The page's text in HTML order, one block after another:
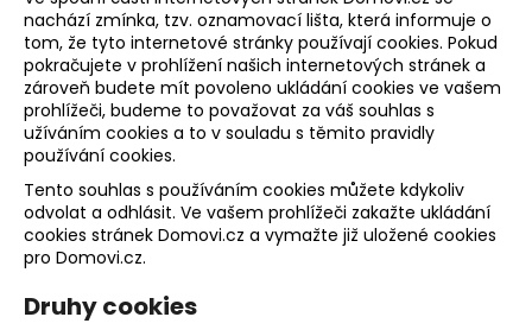
nachází zmínka, tzv. oznamovací lišta, která informuje o
tom, že tyto internetové stránky používají cookies. Pokud
pokračujete v prohlížení našich internetových stránek a
zároveň budete mít povoleno ukládání cookies ve vašem
prohlížeči, budeme to považovat za váš souhlas s
užíváním cookies a to v souladu s těmito pravidly
používání cookies.
Tento souhlas s používáním cookies můžete kdykoliv
odvolat a odhlásit. Ve vašem prohlížeči zakažte ukládání
cookies stránek Domovi.cz a vymažte již uložené cookies
pro Domovi.cz.
Druhy cookies
HLEDAT
D
o
p
o
r